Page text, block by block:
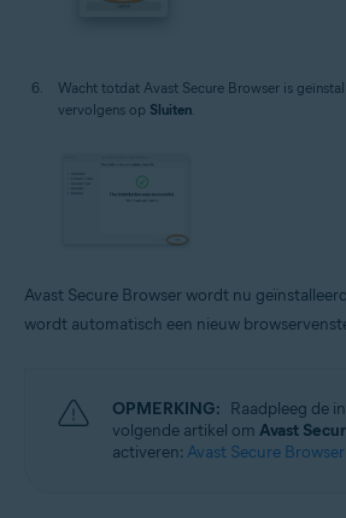
Wacht totdat Avast Secure Browser is
vervolgens op Sluiten
Avast Secure Browser wordt nu
wordt automatisch een nieuw
OPMERKING: Raadpleeg de
volgende artikel om Avast
activeren: Avast Secure